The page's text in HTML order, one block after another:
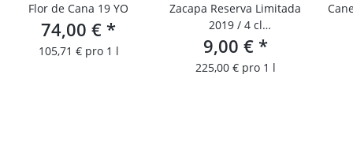
Flor de Cana 19 YO
74,00 € *
105,71 € pro 1 l
Zacapa Reserva Limitada
2019 / 4 cl
Probierfläschchen
9,00 € *
225,00 € pro 1 l